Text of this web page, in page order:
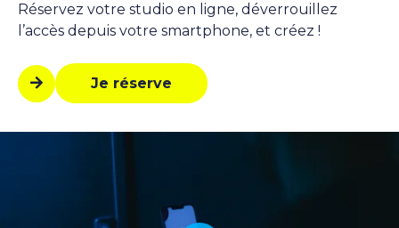
Réservez votre studio en ligne, déverrouillez
l’accès depuis votre smartphone, et créez !
Je réserve